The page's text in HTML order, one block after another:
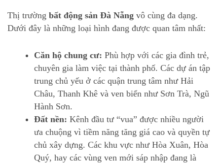
Thị trường bất động sản Đà Nẵng vô cùng đa dạng.
Dưới đây là những loại hình đang được quan tâm nhất:
Căn hộ chung cư: Phù hợp với các gia đình trẻ,
chuyên gia làm việc tại thành phố. Các dự án tập
trung chủ yếu ở các quận trung tâm như Hải
Châu, Thanh Khê và ven biển như Sơn Trà, Ngũ
Hành Sơn.
Đất nền: Kênh đầu tư “vua” được nhiều người
ưa chuộng vì tiềm năng tăng giá cao và quyền tự
chủ xây dựng. Các khu vực như Hòa Xuân, Hòa
Quý, hay các vùng ven mới sáp nhập đang là